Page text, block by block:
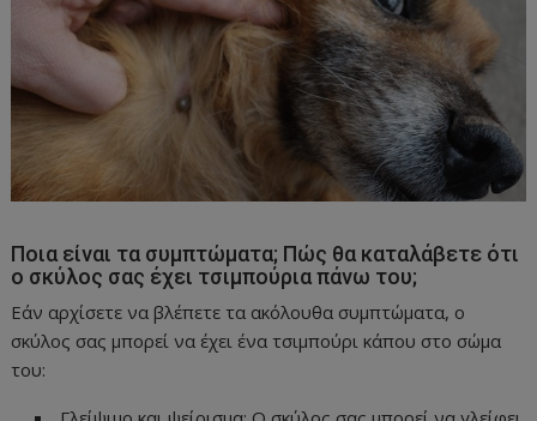
Ποια είναι τα συμπτώματα; Πώς θα καταλάβετε ότι
ο σκύλος σας έχει τσιμπούρια πάνω του;
Εάν αρχίσετε να βλέπετε τα ακόλουθα συμπτώματα, ο
σκύλος σας μπορεί να έχει ένα τσιμπούρι κάπου στο σώμα
του: